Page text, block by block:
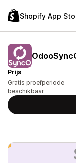
Shopify App
Prijs
Gratis proefperiode
beschikbaar